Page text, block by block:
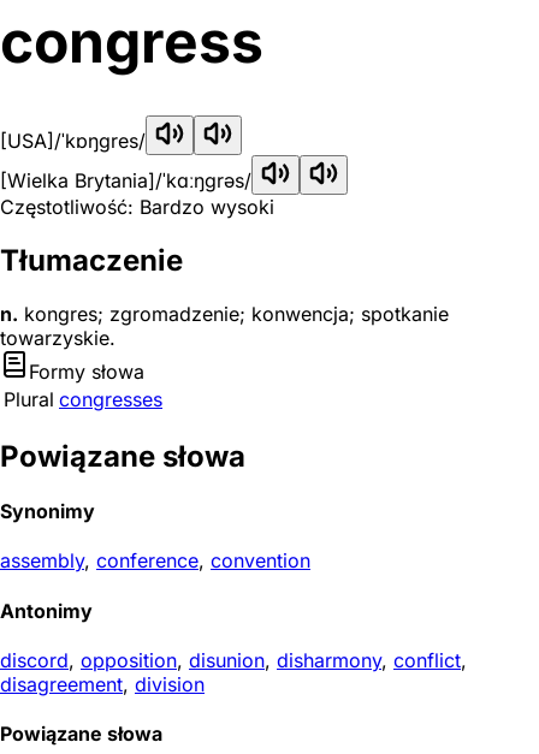
congress
[USA] /ˈkɒŋɡres/
[Wielka Brytania]/ˈkɑːŋɡrəs/
Częstotliwość: Bardzo wysoki
Tłumaczenie
n. kongres; zgromadzenie; konwencja; spotkanie
towarzyskie.
Formy słowa
Plural congresses
Powiązane słowa
Synonimy
assembly, conference, convention
Antonimy
discord, opposition, disunion, disharmony, conflict,
disagreement, division
Powiązane słowa